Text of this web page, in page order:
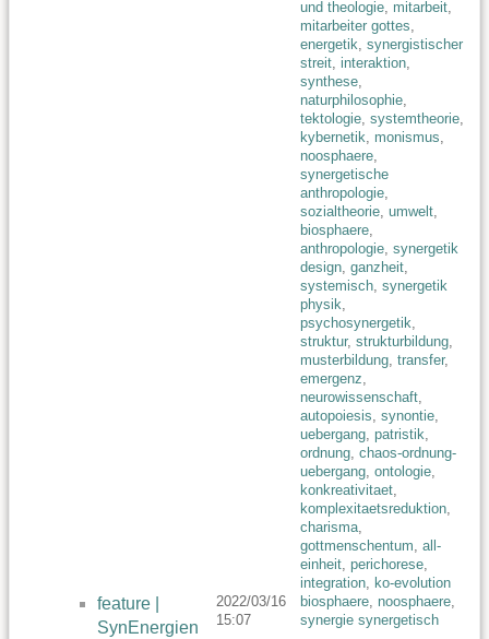
und theologie, mitarbeit,
mitarbeiter gottes,
energetik, synergistischer
streit, interaktion,
synthese,
naturphilosophie,
tektologie, systemtheorie,
kybernetik, monismus,
noosphaere,
synergetische
anthropologie,
sozialtheorie, umwelt,
biosphaere,
anthropologie, synergetik
design, ganzheit,
systemisch, synergetik
physik,
psychosynergetik,
struktur, strukturbildung,
musterbildung, transfer,
emergenz,
neurowissenschaft,
autopoiesis, synontie,
uebergang, patristik,
ordnung, chaos-ordnung-
uebergang, ontologie,
konkreativitaet,
komplexitaetsreduktion,
charisma,
gottmenschentum, all-
einheit, perichorese,
integration, ko-evolution
feature |
SynEnergien
2022/03/16
15:07
biosphaere, noosphaere,
synergie synergetisch